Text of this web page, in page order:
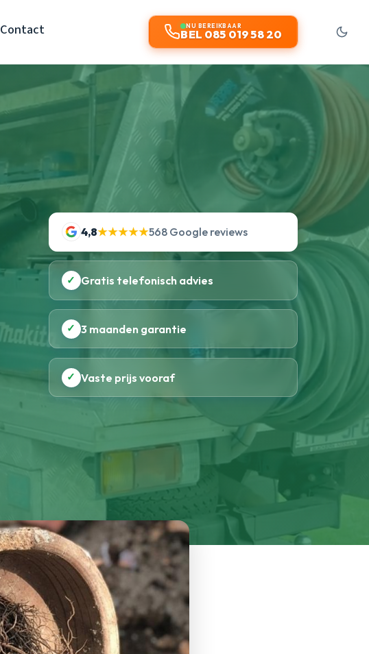
Contact NU BEREIKBAAR
BEL 085 019 58 20
4,8★★★★★568 Google reviews
✓ Gratis telefonisch advies
✓ 3 maanden garantie
✓ Vaste prijs vooraf